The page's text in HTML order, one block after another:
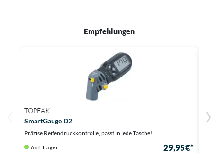
Empfehlungen
TOPEAK
SmartGauge D2
Präzise Reifendruckkontrolle, passt in jede Tasche!
Auf Lager 29,95 €*